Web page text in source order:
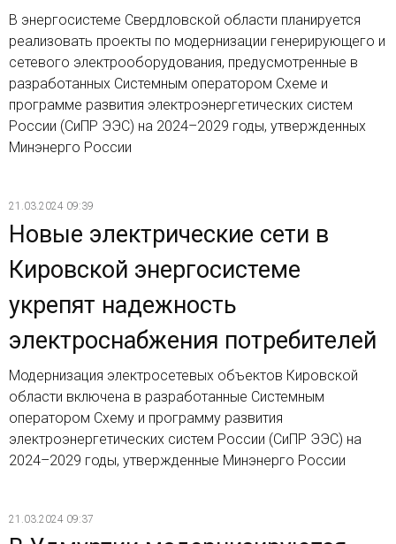
В энергосистеме Свердловской области планируется
реализовать проекты по модернизации генерирующего и
сетевого электрооборудования, предусмотренные в
разработанных Системным оператором Схеме и
программе развития электроэнергетических систем
России (СиПР ЭЭС) на 2024–2029 годы, утвержденных
Минэнерго России
21.03.2024 09:39
Новые электрические сети в
Кировской энергосистеме
укрепят надежность
электроснабжения потребителей
Модернизация электросетевых объектов Кировской
области включена в разработанные Системным
оператором Схему и программу развития
электроэнергетических систем России (СиПР ЭЭС) на
2024–2029 годы, утвержденные Минэнерго России
21.03.2024 09:37